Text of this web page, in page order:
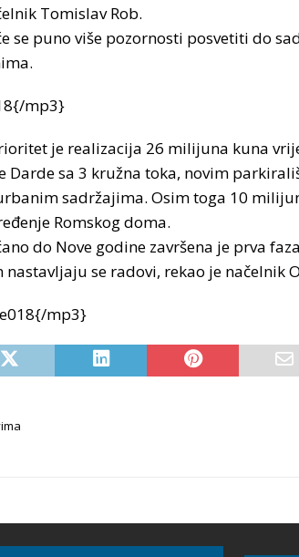
Tomislav Rob.
se puno više pozornosti posvetiti do
mp3}
je realizacija 26 milijuna kuna
Darde sa 3 kružna toka, novim
sadržajima. Osim toga 10
Romskog doma.
do Nove godine završena je prva
se radovi, rekao je načelnik
mp3}